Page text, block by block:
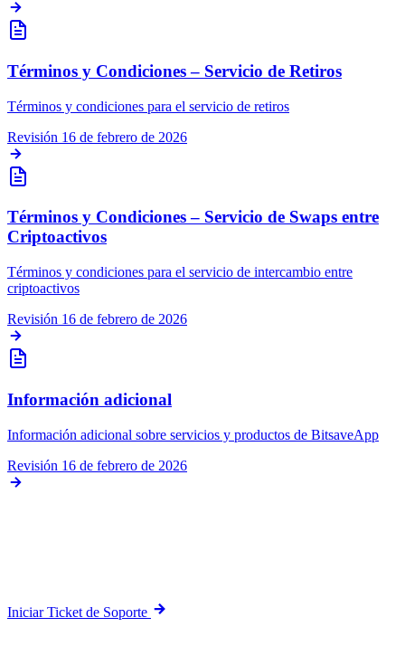
Términos y Condiciones – Servicio de Retiros
Términos y condiciones para el servicio de retiros
Revisión 16 de febrero de 2026
Términos y Condiciones – Servicio de Swaps entre
Criptoactivos
Términos y condiciones para el servicio de intercambio entre
criptoactivos
Revisión 16 de febrero de 2026
Información adicional
Información adicional sobre servicios y productos de BitsaveApp
Revisión 16 de febrero de 2026
Iniciar Ticket de Soporte